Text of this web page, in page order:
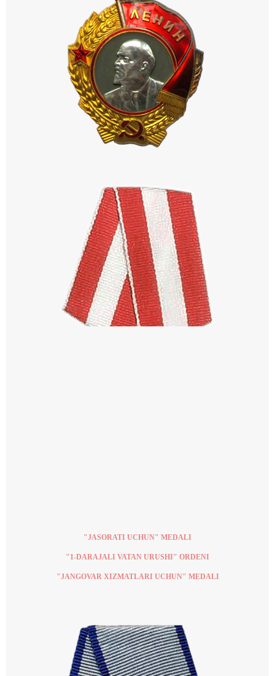
"JASORATI UCHUN" MEDALI
"1-DARAJALI VATAN URUSHI" ORDENI
"JANGOVAR XIZMATLARI UCHUN" MEDALI